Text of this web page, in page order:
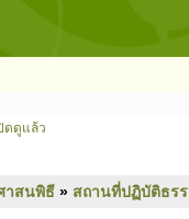
ดดูแล้ว
าสนพิธี » สถานที่ปฏิบัติธร